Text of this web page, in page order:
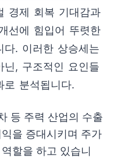
경제 회복 기대감과
선에 힘입어 뚜렷한
다. 이러한 상승세는
닌, 구조적인 요인들
로 분석됩니다.
등 주력 산업의 수출
을 증대시키며 주가
할을 하고 있습니